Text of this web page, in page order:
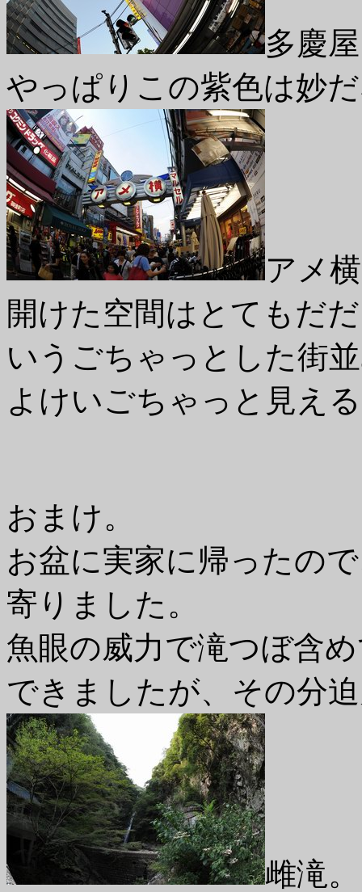
多慶
やっぱりこの紫色は妙
アメ
開けた空間はとてもだ
いうごちゃっとした街
よけいごちゃっと見え
おまけ。
お盆に実家に帰ったの
寄りました。
魚眼の威力で滝つぼ含
できましたが、その分
雌滝。